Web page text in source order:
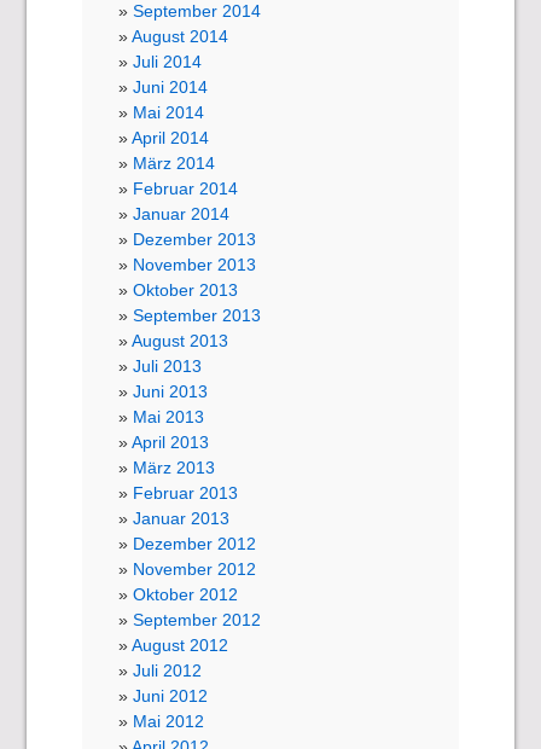
September 2014
August 2014
Juli 2014
Juni 2014
Mai 2014
April 2014
März 2014
Februar 2014
Januar 2014
Dezember 2013
November 2013
Oktober 2013
September 2013
August 2013
Juli 2013
Juni 2013
Mai 2013
April 2013
März 2013
Februar 2013
Januar 2013
Dezember 2012
November 2012
Oktober 2012
September 2012
August 2012
Juli 2012
Juni 2012
Mai 2012